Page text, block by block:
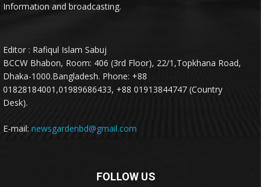
Information and broadcasting.
Editor : Rafiqul Islam Sabuj
BCCW Bhabon, Room: 406 (3rd Floor), 22/1,Topkhana Road,
Dhaka-1000.Bangladesh. Phone: +88
01828184001,01989686433, +88 01913844747 (Country
Desk).
E-mail: newsgardenbd@gmail.com
FOLLOW US